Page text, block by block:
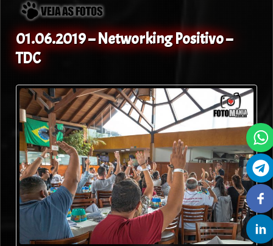
01.06.2019 – Networking Positivo –
TDC